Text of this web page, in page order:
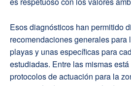
Esos diagnósticos han permitido
recomendaciones generales para
playas y unas específicas para
estudiadas. Entre las mismas
protocolos de actuación para la